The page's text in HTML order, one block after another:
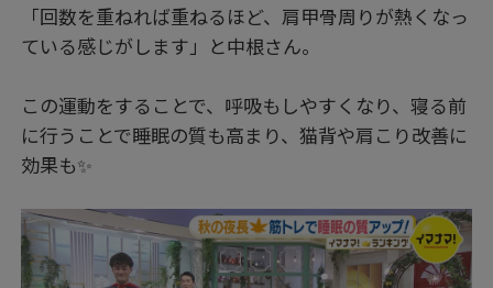
「回数を重ねれば重ねるほど、肩甲骨周りが熱くなっ
ている感じがします」と中根さん。
この運動をすることで、呼吸もしやすくなり、寝る前
に行うことで睡眠の質も高まり、猫背や肩こり改善に
効果も✨